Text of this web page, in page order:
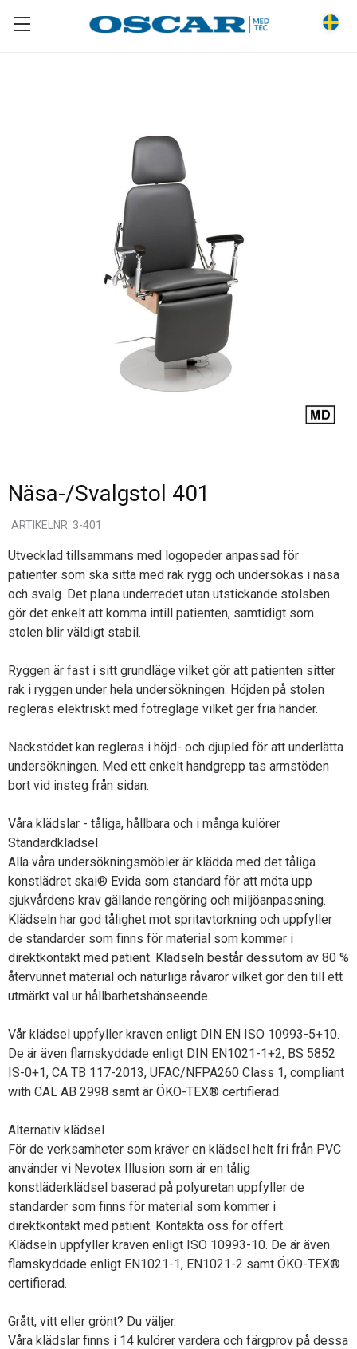
Näsa-/Svalgstol 401
ARTIKELNR: 3-401
Utvecklad tillsammans med logopeder anpassad för
patienter som ska sitta med rak rygg och undersökas i näsa
och svalg. Det plana underredet utan utstickande stolsben
gör det enkelt att komma intill patienten, samtidigt som
stolen blir väldigt stabil.
Ryggen är fast i sitt grundläge vilket gör att patienten sitter
rak i ryggen under hela undersökningen. Höjden på stolen
regleras elektriskt med fotreglage vilket ger fria händer.
Nackstödet kan regleras i höjd- och djupled för att underlätta
undersökningen. Med ett enkelt handgrepp tas armstöden
bort vid insteg från sidan.
Våra klädslar - tåliga, hållbara och i många kulörer
Standardklädsel
Alla våra undersökningsmöbler är klädda med det tåliga
konstlädret skai® Evida som standard för att möta upp
sjukvårdens krav gällande rengöring och miljöanpassning.
Klädseln har god tålighet mot spritavtorkning och uppfyller
de standarder som finns för material som kommer i
direktkontakt med patient. Klädseln består dessutom av 80 %
återvunnet material och naturliga råvaror vilket gör den till ett
utmärkt val ur hållbarhetshänseende.
Vår klädsel uppfyller kraven enligt DIN EN ISO 10993-5+10.
De är även flamskyddade enligt DIN EN1021-1+2, BS 5852
IS-0+1, CA TB 117-2013, UFAC/NFPA260 Class 1, compliant
with CAL AB 2998 samt är ÖKO-TEX® certifierad.
Alternativ klädsel
För de verksamheter som kräver en klädsel helt fri från PVC
använder vi Nevotex Illusion som är en tålig
konstläderklädsel baserad på polyuretan uppfyller de
standarder som finns för material som kommer i
direktkontakt med patient. Kontakta oss för offert.
Klädseln uppfyller kraven enligt ISO 10993-10. De är även
flamskyddade enligt EN1021-1, EN1021-2 samt ÖKO-TEX®
certifierad.
Grått, vitt eller grönt? Du väljer.
Våra klädslar finns i 14 kulörer vardera och färgprov på dessa